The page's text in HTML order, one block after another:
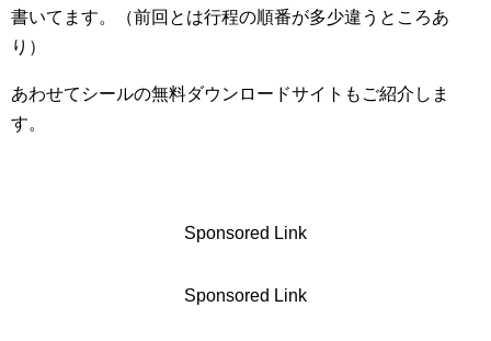
書いてます。（前回とは行程の順番が多少違うところあ
り）
あわせてシールの無料ダウンロードサイトもご紹介しま
す。
Sponsored Link
Sponsored Link